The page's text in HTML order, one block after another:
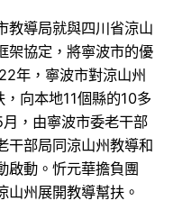
教導局就與四川省涼山
架協定，將寧波市的優
年，寧波市對涼山州
，向本地11個縣的10多
，由寧波市委老干部
干部局同涼山州教導和
啟動。忻元華擔負團
山州展開教導幫扶。